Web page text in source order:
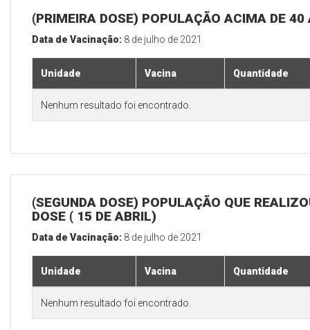
(PRIMEIRA DOSE) POPULAÇÃO ACIMA DE 40
Data de Vacinação: 8 de julho de 2021
Unidade Vacina Quantidade
Nenhum resultado foi encontrado.
(SEGUNDA DOSE) POPULAÇÃO QUE
DOSE ( 15 DE ABRIL)
Data de Vacinação: 8 de julho de 2021
Unidade Vacina Quantidade
Nenhum resultado foi encontrado.